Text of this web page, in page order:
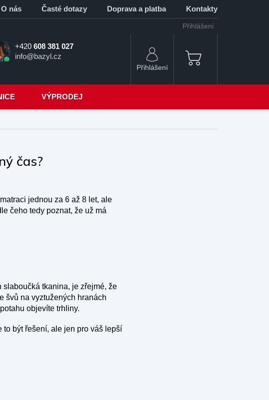
O nás Časté dotazy Doprava a platba Kontakty
+420 608 381 027
info@bazyl.cz
Přihlášení
NÁKUPNÍ
VÝPRODEJ
čas?
jednou za 6 až 8 let, ale
čeho tedy poznat, že už má
tkanina, je zřejmé, že
švů na vyztužených hranách
objevíte trhliny.
to být řešení, ale jen pro váš lepší